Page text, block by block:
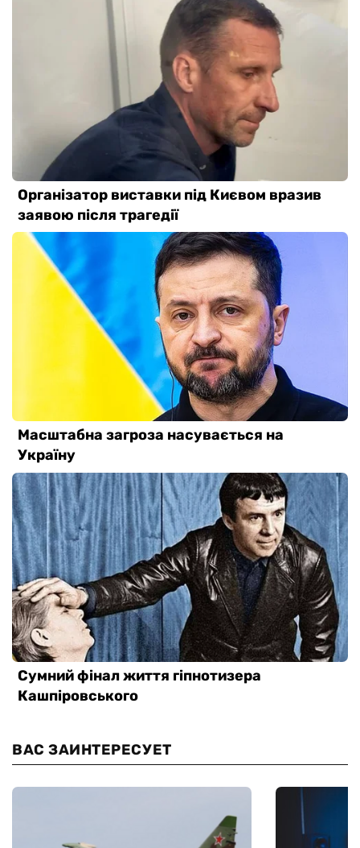
ВАС ЗАИНТЕРЕСУЕТ